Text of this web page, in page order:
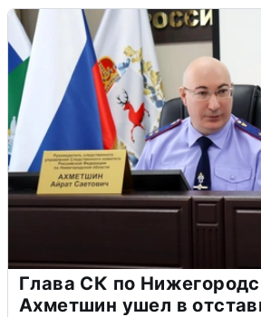
Глава СК по
Ахметшин ушел в